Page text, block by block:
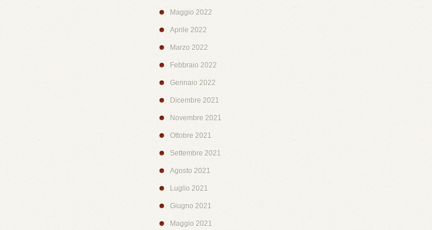
Maggio 2022
Aprile 2022
Marzo 2022
Febbraio 2022
Gennaio 2022
Dicembre 2021
Novembre 2021
Ottobre 2021
Settembre 2021
Agosto 2021
Luglio 2021
Giugno 2021
Maggio 2021